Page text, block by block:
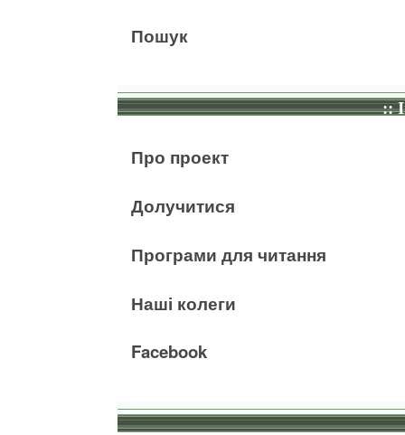
Пошук
::
Про проект
Долучитися
Програми для читання
Наші колеги
Facebook